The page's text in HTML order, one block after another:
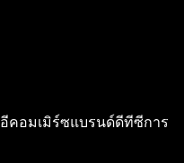
อีคอมเมิร์ซแบรนด์ดีทีซีการ